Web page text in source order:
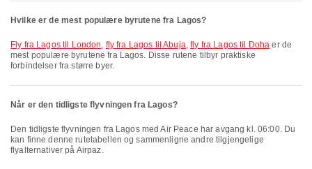
Hvilke er de mest populære byrutene fra Lagos?
fly fra Lagos til London, fly fra Lagos til Abuja,fly fra Lagos til Doha er de
mest populære byrutene fra Lagos. Disse rutene tilbyr praktiske
forbindelser fra større byer.
Når er den tidligste flyvningen fra Lagos?
Den tidligste flyvningen fra Lagos med Air Peace har avgang kl. 06:00. Du
kan finne denne rutetabellen og sammenligne andre tilgjengelige
flyalternativer på Airpaz.